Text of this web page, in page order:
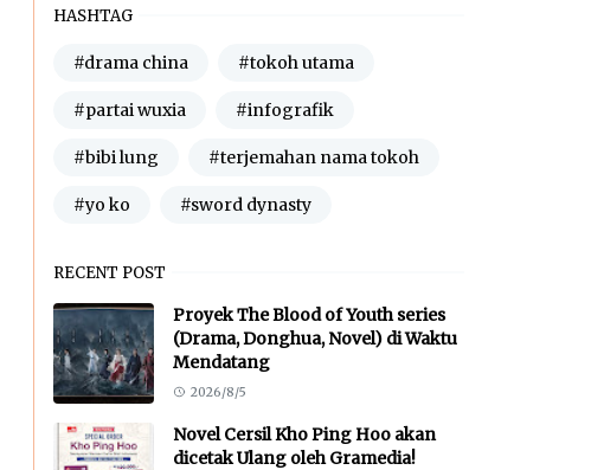
HASHTAG
#drama china #tokoh utama
#partai wuxia #infografik
#bibi lung #terjemahan nama tokoh
#yo ko #sword dynasty
RECENT POST
Proyek The Blood of Youth series
(Drama, Donghua, Novel) di Waktu
Mendatang
2026/8/5
Novel Cersil Kho Ping Hoo akan
dicetak Ulang oleh Gramedia!